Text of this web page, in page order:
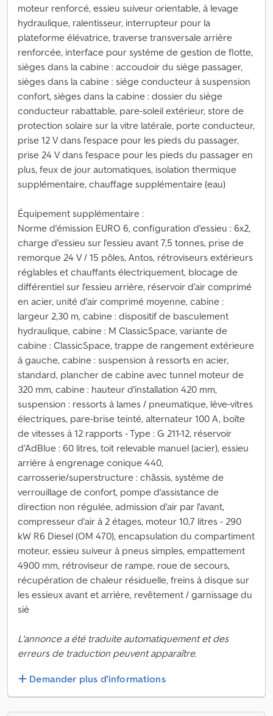
moteur renforcé, essieu suiveur orientable, à levage
hydraulique, ralentisseur, interrupteur pour la
plateforme élévatrice, traverse transversale arrière
renforcée, interface pour système de gestion de flotte,
sièges dans la cabine : accoudoir du siège passager,
sièges dans la cabine : siège conducteur à suspension
confort, sièges dans la cabine : dossier du siège
conducteur rabattable, pare-soleil extérieur, store de
protection solaire sur la vitre latérale, porte conducteur,
prise 12 V dans l'espace pour les pieds du passager,
prise 24 V dans l'espace pour les pieds du passager en
plus, feux de jour automatiques, isolation thermique
supplémentaire, chauffage supplémentaire (eau)
Équipement supplémentaire :
Norme d'émission EURO 6, configuration d'essieu : 6x2,
charge d'essieu sur l'essieu avant 7,5 tonnes, prise de
remorque 24 V / 15 pôles, Antos, rétroviseurs extérieurs
réglables et chauffants électriquement, blocage de
différentiel sur l'essieu arrière, réservoir d'air comprimé
en acier, unité d'air comprimé moyenne, cabine :
largeur 2,30 m, cabine : dispositif de basculement
hydraulique, cabine : M ClassicSpace, variante de
cabine : ClassicSpace, trappe de rangement extérieure
à gauche, cabine : suspension à ressorts en acier,
standard, plancher de cabine avec tunnel moteur de
320 mm, cabine : hauteur d'installation 420 mm,
suspension : ressorts à lames / pneumatique, lève-vitres
électriques, pare-brise teinté, alternateur 100 A, boîte
de vitesses à 12 rapports - Type : G 211-12, réservoir
d'AdBlue : 60 litres, toit relevable manuel (acier), essieu
arrière à engrenage conique 440,
carrosserie/superstructure : châssis, système de
verrouillage de confort, pompe d'assistance de
direction non régulée, admission d'air par l'avant,
compresseur d'air à 2 étages, moteur 10,7 litres - 290
kW R6 Diesel (OM 470), encapsulation du compartiment
moteur, essieu suiveur à pneus simples, empattement
4900 mm, rétroviseur de rampe, roue de secours,
récupération de chaleur résiduelle, freins à disque sur
les essieux avant et arrière, revêtement / garnissage du
siè
L'annonce a été traduite automatiquement et des
erreurs de traduction peuvent apparaître.
Demander plus d'informations